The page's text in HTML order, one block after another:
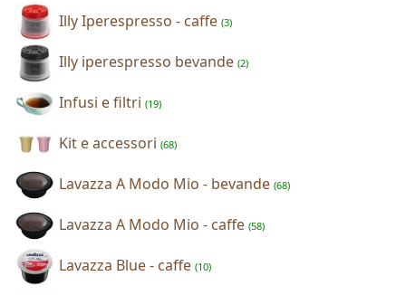
Illy Iperespresso - caffe (3)
Illy iperespresso bevande (2)
Infusi e filtri (19)
Kit e accessori (68)
Lavazza A Modo Mio - bevande (68)
Lavazza A Modo Mio - caffe (58)
Lavazza Blue - caffe (10)